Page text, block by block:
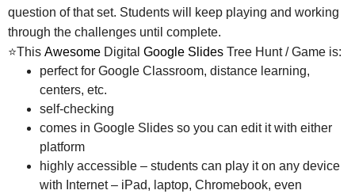
question of that set. Students will keep playing and working
through the challenges until complete.
⭐This Awesome Digital Google Slides Tree Hunt / Game is:
perfect for Google Classroom, distance learning,
centers, etc.
self-checking
comes in Google Slides so you can edit it with either
platform
highly accessible – students can play it on any device
with Internet – iPad, laptop, Chromebook, even